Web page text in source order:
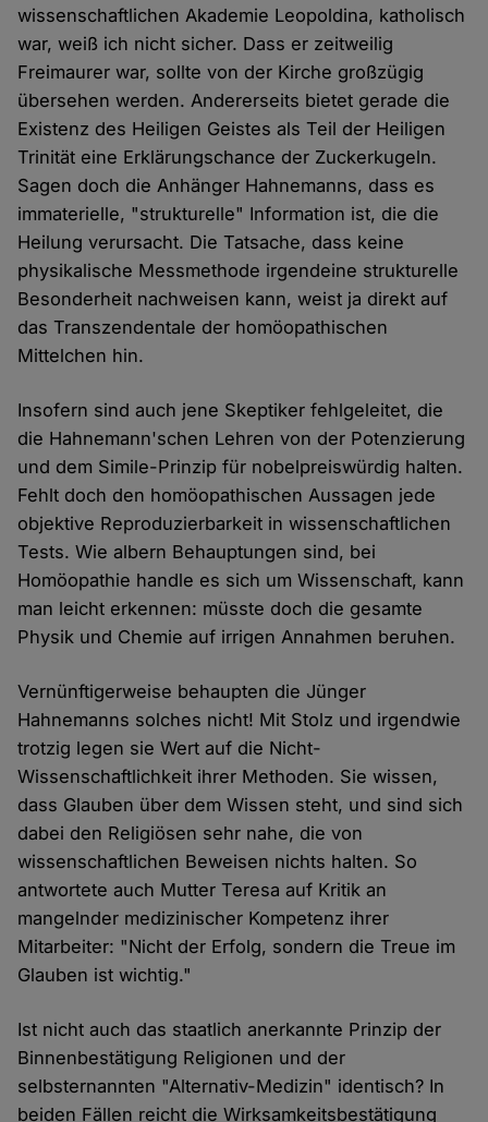
wissenschaftlichen Akademie Leopoldina, katholisch
war, weiß ich nicht sicher. Dass er zeitweilig
Freimaurer war, sollte von der Kirche großzügig
übersehen werden. Andererseits bietet gerade die
Existenz des Heiligen Geistes als Teil der Heiligen
Trinität eine Erklärungschance der Zuckerkugeln.
Sagen doch die Anhänger Hahnemanns, dass es
immaterielle, "strukturelle" Information ist, die die
Heilung verursacht. Die Tatsache, dass keine
physikalische Messmethode irgendeine strukturelle
Besonderheit nachweisen kann, weist ja direkt auf
das Transzendentale der homöopathischen
Mittelchen hin.
Insofern sind auch jene Skeptiker fehlgeleitet, die
die Hahnemann'schen Lehren von der Potenzierung
und dem Simile-Prinzip für nobelpreiswürdig halten.
Fehlt doch den homöopathischen Aussagen jede
objektive Reproduzierbarkeit in wissenschaftlichen
Tests. Wie albern Behauptungen sind, bei
Homöopathie handle es sich um Wissenschaft, kann
man leicht erkennen: müsste doch die gesamte
Physik und Chemie auf irrigen Annahmen beruhen.
Vernünftigerweise behaupten die Jünger
Hahnemanns solches nicht! Mit Stolz und irgendwie
trotzig legen sie Wert auf die Nicht-
Wissenschaftlichkeit ihrer Methoden. Sie wissen,
dass Glauben über dem Wissen steht, und sind sich
dabei den Religiösen sehr nahe, die von
wissenschaftlichen Beweisen nichts halten. So
antwortete auch Mutter Teresa auf Kritik an
mangelnder medizinischer Kompetenz ihrer
Mitarbeiter: "Nicht der Erfolg, sondern die Treue im
Glauben ist wichtig."
Ist nicht auch das staatlich anerkannte Prinzip der
Binnenbestätigung Religionen und der
selbsternannten "Alternativ-Medizin" identisch? In
beiden Fällen reicht die Wirksamkeitsbestätigung